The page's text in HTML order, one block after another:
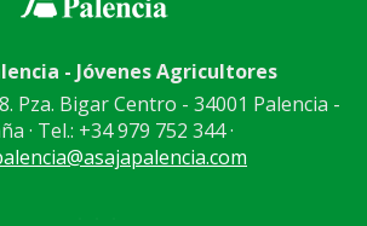
- Jóvenes Agricultores
Pza. Bigar Centro - 34001 Palencia -
· Tel.: +34 979 752 344 ·